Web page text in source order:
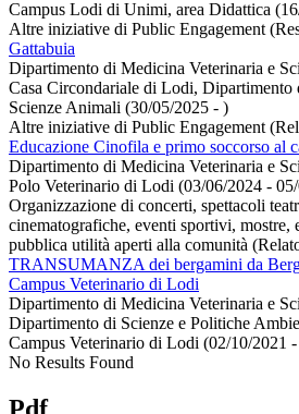
Campus Lodi di Unimi, area Didattica
Altre iniziative di Public Engagement
Gattabuia
Dipartimento di Medicina Veterinaria e
Casa Circondariale di Lodi, Dipartimento
Scienze Animali (30/05/2025 - )
Altre iniziative di Public Engagement
Educazione Cinofila e primo soccorso al
Dipartimento di Medicina Veterinaria e
Polo Veterinario di Lodi (03/06/2024 -
Organizzazione di concerti, spettacoli
cinematografiche, eventi sportivi, mostre,
pubblica utilità aperti alla comunità
TRANSUMANZA dei bergamini da
Campus Veterinario di Lodi
Dipartimento di Medicina Veterinaria e
Dipartimento di Scienze e Politiche
Campus Veterinario di Lodi (02/10/2021
No Results Found
Pdf